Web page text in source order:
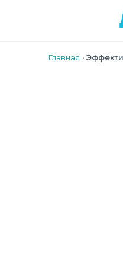
Главная ›